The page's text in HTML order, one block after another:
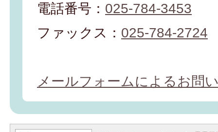
電話番号： 025-784-3453
ファックス： 025-784-2724
メールフォームによるお問